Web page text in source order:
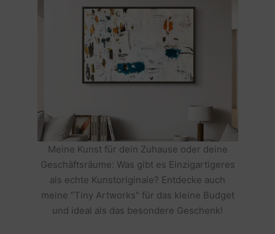
Meine Kunst für dein Zuhause oder deine
Geschäftsräume: Was gibt es Einzigartigeres
als echte Kunstoriginale? Entdecke auch
meine "Tiny Artworks" für das kleine Budget
und ideal als das besondere Geschenk!